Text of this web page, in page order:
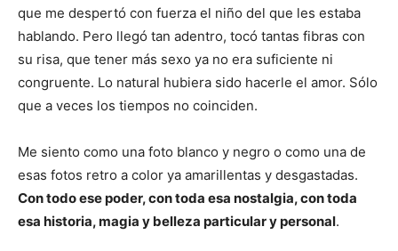
que me despertó con fuerza el niño del que les estaba
hablando. Pero llegó tan adentro, tocó tantas fibras con
su risa, que tener más sexo ya no era suficiente ni
congruente. Lo natural hubiera sido hacerle el amor. Sólo
que a veces los tiempos no coinciden.
Me siento como una foto blanco y negro o como una de
esas fotos retro a color ya amarillentas y desgastadas.
Con todo ese poder, con toda esa nostalgia, con toda
esa historia, magia y belleza particular y personal.